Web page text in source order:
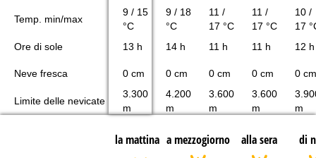
Temp. min/max
9 / 15
°C
9 / 18
°C
11 /
17 °C
11 /
17 °C
10 /
17
Ore di sole
13 h 14 h 11 h 11 h 12 h
Neve fresca 0 cm 0 cm 0 cm 0 cm 0 cm
Limite delle nevicate
3.300
m
4.200
m
3.600
m
3.600
m
m
la mattina a mezzogiorno alla sera di